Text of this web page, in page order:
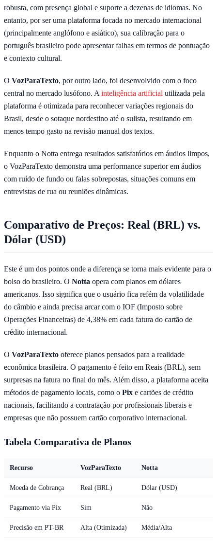
robusta, com presença global e suporte a dezenas de idiomas. No
entanto, por ser uma plataforma focada no mercado internacional
(principalmente anglófono e asiático), sua calibração para o
português brasileiro pode apresentar falhas em termos de pontuação
e contexto cultural.
O VozParaTexto, por outro lado, foi desenvolvido com o foco
central no mercado lusófono. A inteligência artificial utilizada pela
plataforma é otimizada para reconhecer variações regionais do
Brasil, desde o sotaque nordestino até o sulista, resultando em
menos tempo gasto na revisão manual dos textos.
Enquanto o Notta entrega resultados satisfatórios em áudios limpos,
o VozParaTexto demonstra uma performance superior em áudios
com ruído de fundo ou falas sobrepostas, situações comuns em
entrevistas de rua ou reuniões dinâmicas.
Comparativo de Preços: Real (BRL) vs.
Dólar (USD)
Este é um dos pontos onde a diferença se torna mais evidente para o
bolso do brasileiro. O Notta opera com planos em dólares
americanos. Isso significa que o usuário fica refém da volatilidade
do câmbio e ainda precisa arcar com o IOF (Imposto sobre
Operações Financeiras) de 4,38% em cada fatura do cartão de
crédito internacional.
O VozParaTexto oferece planos pensados para a realidade
econômica brasileira. O pagamento é feito em Reais (BRL), sem
surpresas na fatura no final do mês. Além disso, a plataforma aceita
métodos de pagamento locais, como o Pix e cartões de crédito
nacionais, facilitando a contratação por profissionais liberais e
empresas que não possuem cartão corporativo internacional.
Tabela Comparativa de Planos
Recurso VozParaTexto Notta
Moeda de Cobrança Real (BRL) Dólar (USD)
Pagamento via Pix Sim Não
Precisão em PT-BR Alta (Otimizada) Média/Alta